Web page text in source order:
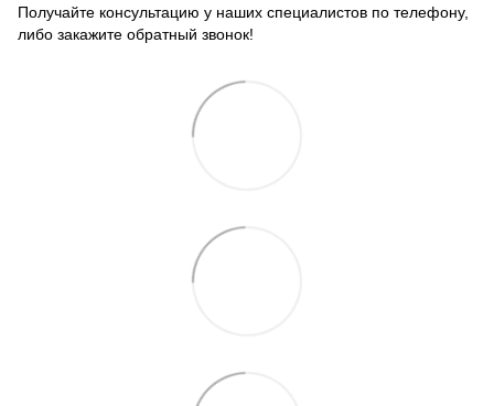
Получайте консультацию у наших специалистов по телефону,
либо закажите обратный звонок!